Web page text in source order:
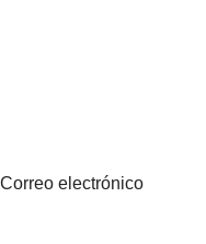
Correo electrónico